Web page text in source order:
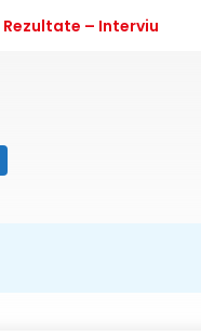
Rezultate – Interviu